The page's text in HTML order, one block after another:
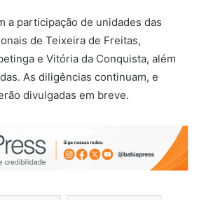
a participação de unidades das
de Teixeira de Freitas,
e Vitória da Conquista, além
As diligências continuam, e
divulgadas em breve.